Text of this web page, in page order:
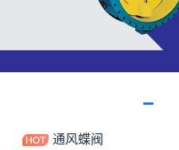
通风蝶阀